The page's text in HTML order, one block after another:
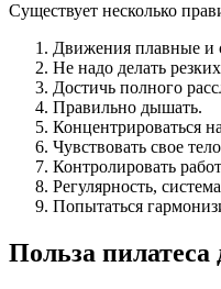
Существует несколько
Движения плавные и
Не надо делать
Достичь полного
Правильно дышать.
Концентрироваться
Чувствовать свое
Контролировать
Регулярность,
Попытаться
Польза